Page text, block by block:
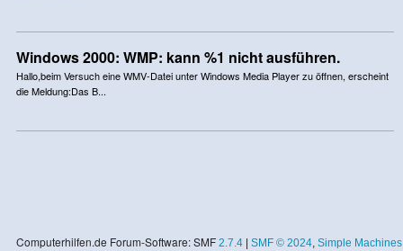
Windows 2000: WMP: kann %1 nicht ausführen.
Hallo,beim Versuch eine WMV-Datei unter Windows Media Player zu öffnen, erscheint
die Meldung:Das B...
Computerhilfen.de Forum-Software: SMF 2.7.4| SMF © 2024, Simple Machines